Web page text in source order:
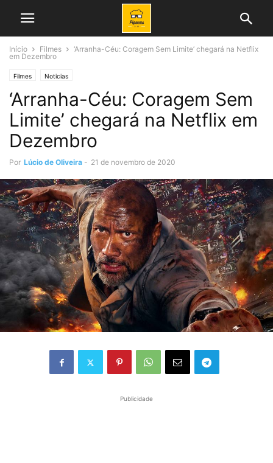
Início Filmes
‘Arranha-Céu: Coragem Sem Limite’ chegará na Netflix
em Dezembro
Filmes Noticias
‘Arranha-Céu: Coragem Sem
Limite’ chegará na Netflix em
Dezembro
Por Lúcio de Oliveira - 21 de novembro de 2020
Publicidade